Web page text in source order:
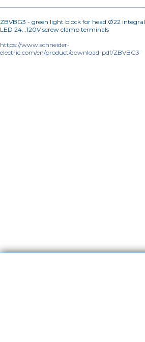
ZBVBG3 - green light block for head Ø22 integral
LED 24...120V screw clamp terminals
https://www.schneider-
electric.com/en/product/download-pdf/ZBVBG3